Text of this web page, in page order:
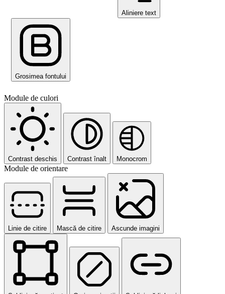
Aliniere text
Grosimea fontului
Module de culori
Contrast deschis Contrast înalt Monocrom
Module de orientare
Linie de citire Mască de citire Ascunde imagini